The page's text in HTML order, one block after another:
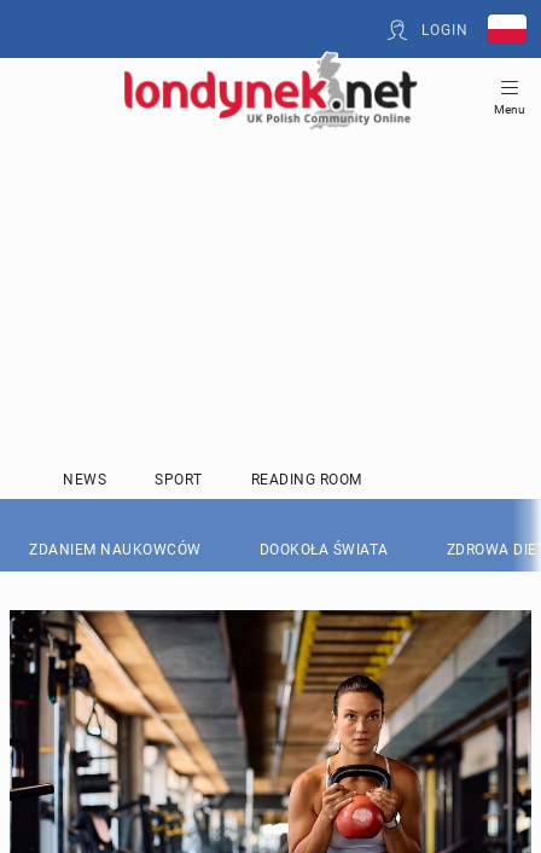
LOGIN
Menu
NEWS SPORT READING ROOM
ZDANIEM NAUKOWCÓW DOOKOŁA ŚWIATA ZDROWA